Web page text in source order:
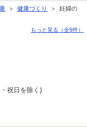
＞健康づくり
＞ 妊婦の
もっと見る（全9件）
祝日を除く)